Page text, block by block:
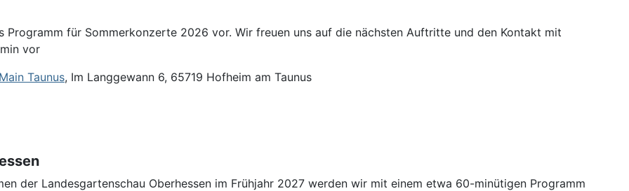
Programm für Sommerkonzerte 2026 vor. Wir freuen uns auf die nächsten Auftritte und den Kontakt mit
vor
Taunus, Im Langgewann 6, 65719 Hofheim am Taunus
der Landesgartenschau Oberhessen im Frühjahr 2027 werden wir mit einem etwa 60-minütigen Programm